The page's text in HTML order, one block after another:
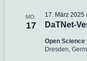
MO.
17 DaTNet-
17. März 2025
Open Science
Dresden,